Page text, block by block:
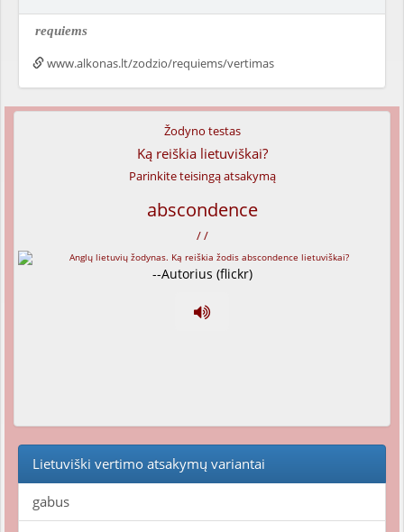
requiems
www.alkonas.lt/zodzio/requiems/vertimas
Žodyno testas
Ką reiškia lietuviškai?
Parinkite teisingą atsakymą
abscondence
/ /
--Autorius (flickr)
Lietuviški vertimo atsakymų variantai
gabus